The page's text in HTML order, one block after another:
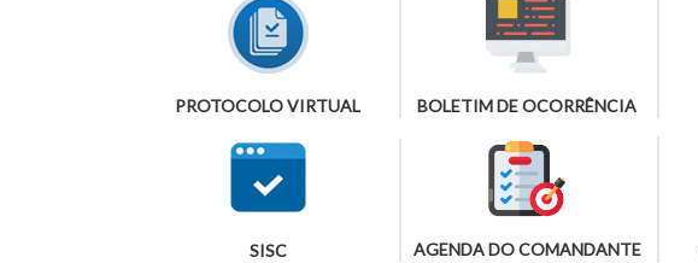
PROTOCOLO VIRTUAL BOLETIM DE OCORRÊNCIA
SISC AGENDA DO COMANDANTE